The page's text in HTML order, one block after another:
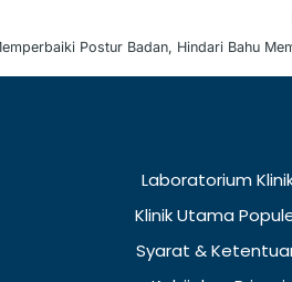
Laboratorium
Klinik Utama
Syarat &